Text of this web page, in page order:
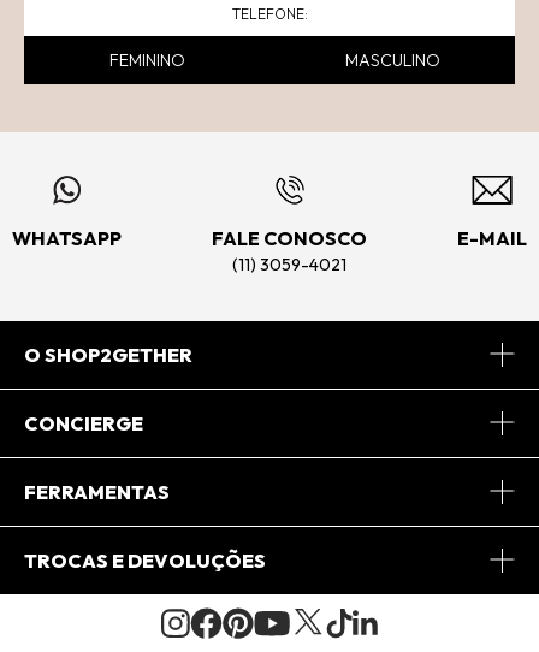
FEMININO MASCULINO
WHATSAPP FALE CONOSCO
(11) 3059-4021
E-MAIL
O SHOP2GETHER
Sobre Nós
Journal
CONCIERGE
Central de Relacionamento
FERRAMENTAS
Minha Conta
Pedido de Presente
TROCAS E DEVOLUÇÕES
Condições Gerais